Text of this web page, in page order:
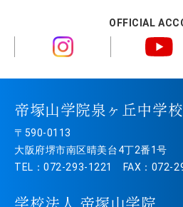
OFFICIAL
帝塚山学院泉ヶ丘中学
〒590-0113
大阪府堺市南区晴美台4丁2番1号
TEL：072-293-1221 FAX：072-